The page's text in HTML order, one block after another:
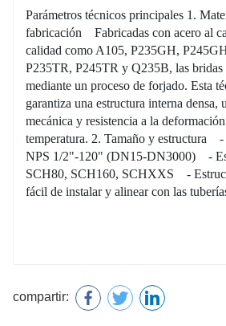
Parámetros técnicos principales 1.
fabricación Fabricadas con acero al
calidad como A105, P235GH,
P235TR, P245TR y Q235B, las bridas
mediante un proceso de forjado. Esta
garantiza una estructura interna densa,
mecánica y resistencia a la
temperatura. 2. Tamaño y estructura -
NPS 1/2"-120" (DN15-DN3000) -
SCH80, SCH160, SCHXXS -
fácil de instalar y alinear con las
compartir: